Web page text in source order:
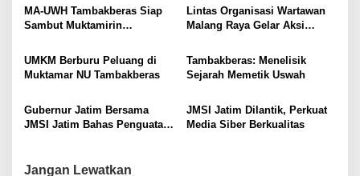
v
g
a
t
i
MA-UWH Tambakberas Siap
Sambut Muktamirin
Lintas Organisasi Wartawan
Malang Raya Gelar Aksi
Ireng”
UMKM Berburu Peluang di
Muktamar NU Tambakberas
Tambakberas: Menelisik
Sejarah Memetik Uswah
Gubernur Jatim Bersama
JMSI Jatim Bahas Penguatan
JMSI Jatim Dilantik, Perkuat
Media Siber Berkualitas
Jangan Lewatkan